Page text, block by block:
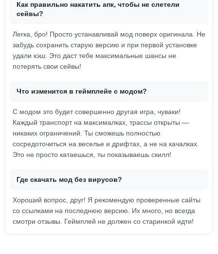
Как правильно накатить апк, чтобы не слетели
сейвы?
Легка, бро! Просто устанавливай мод поверх оригинала. Не
забудь сохранить старую версию и при первой установке
удали кэш. Это даст тебе максимальные шансы не
потерять свои сейвы!
Что изменится в геймплейе с модом?
С модом это будет совершенно другая игра, чуваки!
Каждый транспорт на максималках, трассы открыты —
никаких ограничений. Ты сможешь полностью
сосредоточиться на веселье и дрифтах, а не на качалках.
Это не просто катаешься, ты показываешь скилл!
Где скачать мод без вирусов?
Хороший вопрос, друг! Я рекомендую проверенные сайты
со ссылками на последнюю версию. Их много, но всегда
смотри отзывы. Геймплей не должен со старинкой идти!